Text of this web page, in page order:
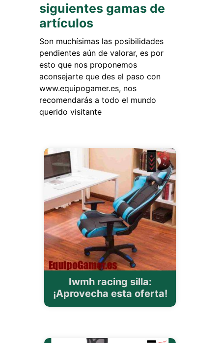
siguientes gamas de
artículos
Son muchísimas las posibilidades
pendientes aún de valorar, es por
esto que nos proponemos
aconsejarte que des el paso con
www.equipogamer.es, nos
recomendarás a todo el mundo
querido visitante
Iwmh racing silla:
¡Aprovecha esta oferta!